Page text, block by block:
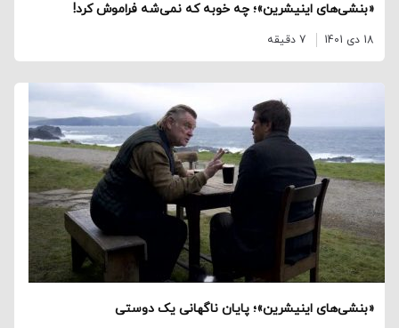
«بنشی‌های اینیشرین»؛ چه خوبه که نمی‌شه فراموش کرد!
18 دی 1401 7 دقیقه
«بنشی‌های اینیشرین»؛ پایان ناگهانی یک دوستی